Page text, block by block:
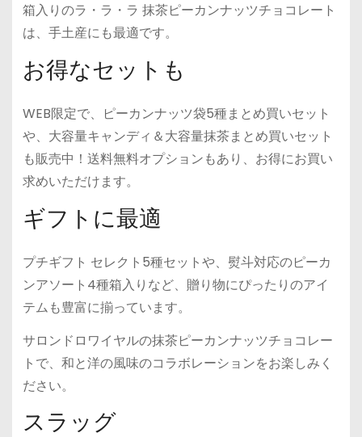
箱入りのラ・ラ・ラ 抹茶ピーカンナッツチョコレート
は、手土産にも最適です。
お得なセットも
WEB限定で、ピーカンナッツ袋5種まとめ買いセット
や、大容量キャンディ＆大容量抹茶まとめ買いセット
も販売中！送料無料オプションもあり、お得にお買い
求めいただけます。
ギフトに最適
プチギフト セレクト5種セットや、熨斗対応のピーカ
ンアソート4種箱入りなど、贈り物にぴったりのアイ
テムも豊富に揃っています。
サロンドロワイヤルの抹茶ピーカンナッツチョコレー
トで、和と洋の風味のコラボレーションをお楽しみく
ださい。
スラッグ